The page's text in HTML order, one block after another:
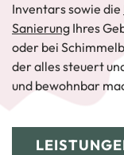
Inventars sowie die
Sanierung Ihres
oder bei
der alles steuert
und bewohnbar